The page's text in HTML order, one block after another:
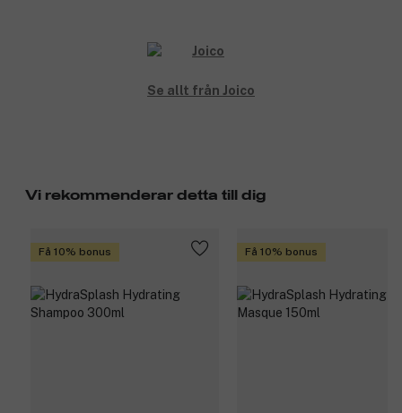
Se allt från Joico
Vi rekommenderar detta till dig
Få 10% bonus Få 10% bonus